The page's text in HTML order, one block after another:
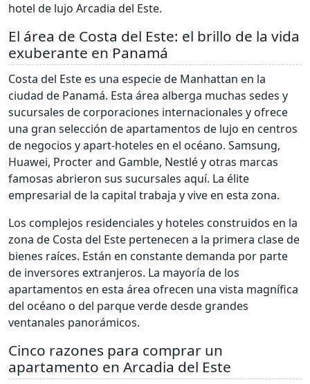
hotel de lujo Arcadia del Este.
El área de Costa del Este: el brillo de la vida
exuberante en Panamá
Costa del Este es una especie de Manhattan en la
ciudad de Panamá. Esta área alberga muchas sedes y
sucursales de corporaciones internacionales y ofrece
una gran selección de apartamentos de lujo en centros
de negocios y apart-hoteles en el océano. Samsung,
Huawei, Procter and Gamble, Nestlé y otras marcas
famosas abrieron sus sucursales aquí. La élite
empresarial de la capital trabaja y vive en esta zona.
Los complejos residenciales y hoteles construidos en la
zona de Costa del Este pertenecen a la primera clase de
bienes raíces. Están en constante demanda por parte
de inversores extranjeros. La mayoría de los
apartamentos en esta área ofrecen una vista magnífica
del océano o del parque verde desde grandes
ventanales panorámicos.
Cinco razones para comprar un
apartamento en Arcadia del Este